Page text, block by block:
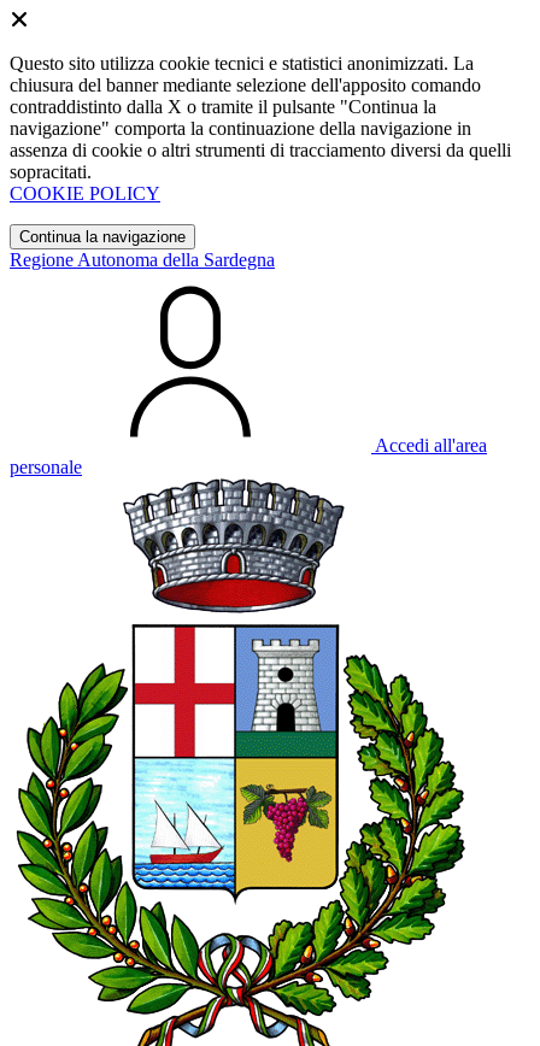
Questo sito utilizza cookie tecnici e statistici anonimizzati. La
chiusura del banner mediante selezione dell'apposito comando
contraddistinto dalla X o tramite il pulsante "Continua la
navigazione" comporta la continuazione della navigazione in
assenza di cookie o altri strumenti di tracciamento diversi da quelli
sopracitati.
COOKIE POLICY
Continua la navigazione
Regione Autonoma della Sardegna
Accedi all'area
personale